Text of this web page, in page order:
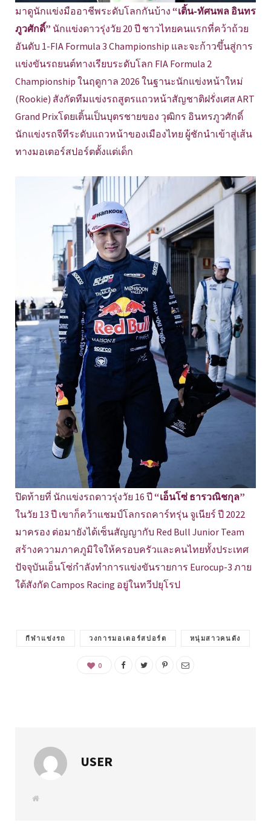
มาดูนักแข่งมืออาชีพระดับโลกกันบ้าง “เติ้น-ทัศนพล อินทร
ภูวศักดิ์” นักแข่งดาวรุ่งวัย 20 ปี ชาวไทยคนแรกที่คว้าถ้วย
อันดับ 1-FIA Formula 3 Championship และจะก้าวขึ้นสู่การ
แข่งขันรถยนต์ทางเรียบระดับโลก FIA Formula 2
Championship ในฤดูกาล 2026 ในฐานะนักแข่งหน้าใหม่
(Rookie) สังกัดทีมแข่งรถสูตรแถวหน้าสัญชาติฝรั่งเศส ART
Grand Prixโดยเติ้นเป็นบุตรชายของ วุฒิกร อินทรภูวศักดิ์
นักแข่งรถจีทีระดับแถวหน้าของเมืองไทย ผู้ชักนำเข้าสู่เส้น
ทางมอเตอร์สปอร์ตตั้งแต่เด็ก
ปิดท้ายที่ นักแข่งรถดาวรุ่งวัย 16 ปี“เอ็นโซ่ ธารวณิชกุล”
ในวัย 13 ปี เขาก็คว้าแชมป์โลกรถคาร์ทรุ่น จูเนียร์ ปี 2022
มาครอง ต่อมายังได้เซ็นสัญญากับ Red Bull Junior Team
สร้างความภาคภูมิใจให้ครอบครัวและคนไทยทั้งประเทศ
ปัจจุบันเอ็นโซ่กำลังทำการแข่งขันรายการ Eurocup-3 ภาย
ใต้สังกัด Campos Racing อยู่ในทวีปยุโรป
กีฬาแข่งรถ วงการมอเตอร์สปอร์ต หนุ่มสาวคนดัง
0
USER
W